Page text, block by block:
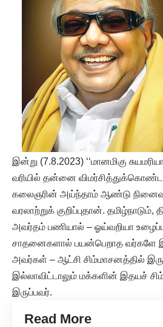
இன்று (7.8.2023) ‘‘மானமிகு
வரியில் தன்னை விமர்சித்துக்கொண்ட
கலைஞரின் அய்ந்தாம் ஆண்டு நினைவு
வரலாற்றுக் குறிப்புதான். தமிழ்நாடும்,
அவர்தம் பணியால் – ஓய்வறியா
சாதனைகளால் பயன்பெறாத வர்களே
அவர்கள் – ஆட்சி சிம்மாசனத்தில்
இல்லாவிட்டாலும் மக்களின் இதயச்
இருப்பவர்.
Read More